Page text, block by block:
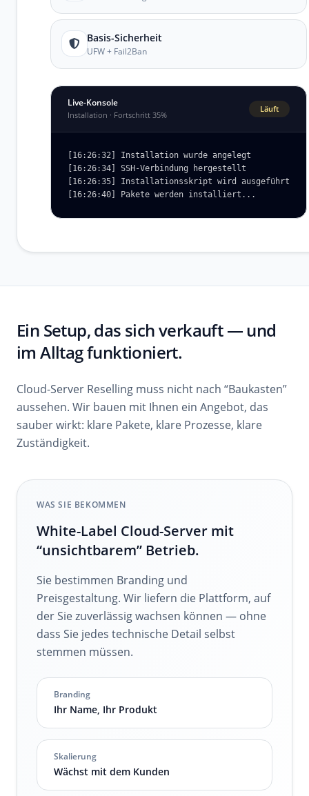
Basis-Sicherheit
UFW + Fail2Ban
Live-Konsole
Installation · Fortschritt 35%
Läuft
[16:26:32] Installation wurde angelegt
[16:26:34] SSH-Verbindung hergestellt
[16:26:35] Installationsskript wird ausgeführt
[16:26:40] Pakete werden installiert...
Ein Setup, das sich verkauft — und
im Alltag funktioniert.
Cloud-Server Reselling muss nicht nach “Baukasten”
aussehen. Wir bauen mit Ihnen ein Angebot, das
sauber wirkt: klare Pakete, klare Prozesse, klare
Zuständigkeit.
WAS SIE BEKOMMEN
White-Label Cloud-Server mit
“unsichtbarem” Betrieb.
Sie bestimmen Branding und
Preisgestaltung. Wir liefern die Plattform, auf
der Sie zuverlässig wachsen können — ohne
dass Sie jedes technische Detail selbst
stemmen müssen.
Branding
Ihr Name, Ihr Produkt
Skalierung
Wächst mit dem Kunden